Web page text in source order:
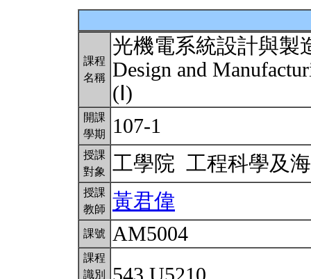
課程
名稱
光機電系統設計與製
Design and
(Ⅰ)
開課
學期
107-1
授課
對象
工學院 工程科學及
授課
教師
黃君偉
課號 AM5004
課程
識別